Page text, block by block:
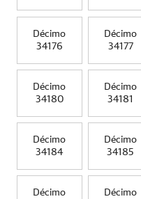
Décimo
34176
Décimo
34177
Décimo
34180
Décimo
34181
Décimo
34184
Décimo
34185
Décimo
Décimo